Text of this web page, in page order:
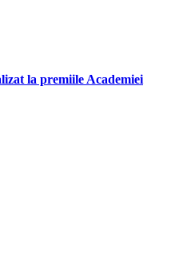
la premiile Academiei